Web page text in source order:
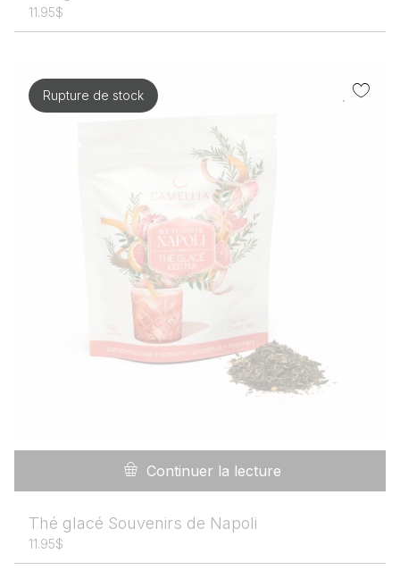
11.95$
Rupture de stock
Continuer la lecture
Thé glacé Souvenirs de Napoli
11.95$